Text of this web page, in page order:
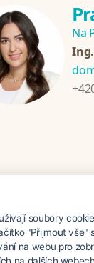
Na
soubory
"Přijmout vše"
na webu pro